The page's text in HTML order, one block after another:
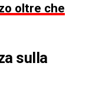
oltre che
sulla